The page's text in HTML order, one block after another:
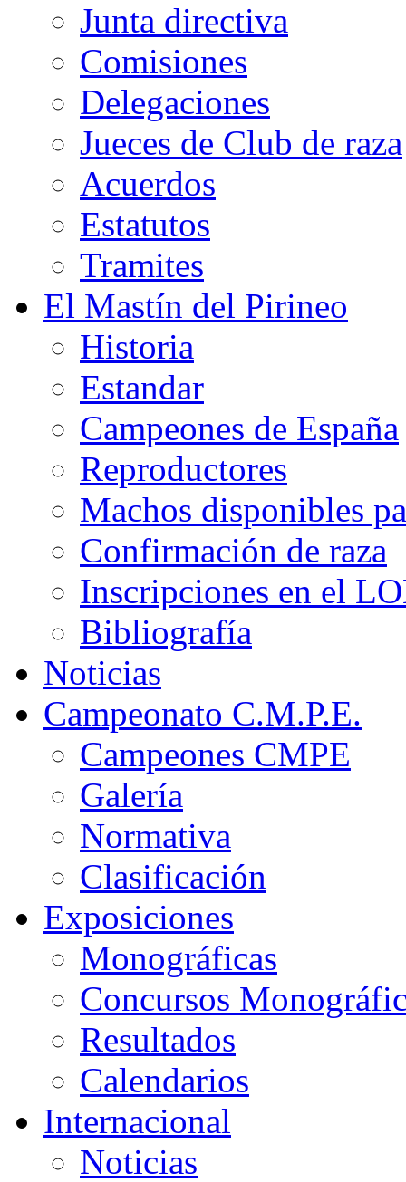
Junta directiva
Comisiones
Delegaciones
Jueces de Club de raza
Acuerdos
Estatutos
Tramites
El Mastín del Pirineo
Historia
Estandar
Campeones de España
Reproductores
Machos disponibles
Confirmación de raza
Inscripciones en el
Bibliografía
Noticias
Campeonato C.M.P.E.
Campeones CMPE
Galería
Normativa
Clasificación
Exposiciones
Monográficas
Concursos
Resultados
Calendarios
Internacional
Noticias